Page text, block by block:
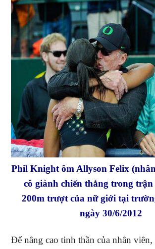
Phil Knight ôm Allyson Felix
cô giành chiến thắng trong
200m trượt của nữ giới tại
ngày 30/6/2012
Để nâng cao tinh thần của nhân